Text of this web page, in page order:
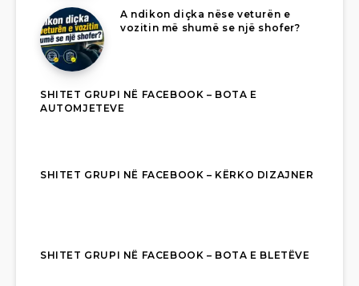
A ndikon diçka nëse veturën e
vozitin më shumë se një shofer?
SHITET GRUPI NË FACEBOOK – BOTA E
AUTOMJETEVE
SHITET GRUPI NË FACEBOOK – KËRKO DIZAJNER
SHITET GRUPI NË FACEBOOK – BOTA E BLETËVE